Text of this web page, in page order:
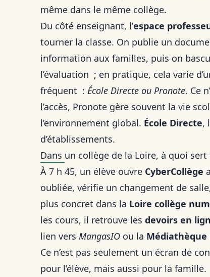
même dans le même collège.
Du côté enseignant, l’espace
tourner la classe. On publie un
information aux familles, puis on
l’évaluation ; en pratique, cela varie
fréquent : École Directe ou Pronote. Ce
l’accès, Pronote gère souvent la vie
l’environnement global. École Directe,
d’établissements.
Dans un collège de la Loire, à quoi
À 7 h 45, un élève ouvre CyberCollège
oubliée, vérifie un changement de
plus concret dans la Loire collège
les cours, il retrouve les devoirs en
lien vers MangasIO ou la Médiathèque
Ce n’est pas seulement un écran de
pour l’élève, mais aussi pour la famille.